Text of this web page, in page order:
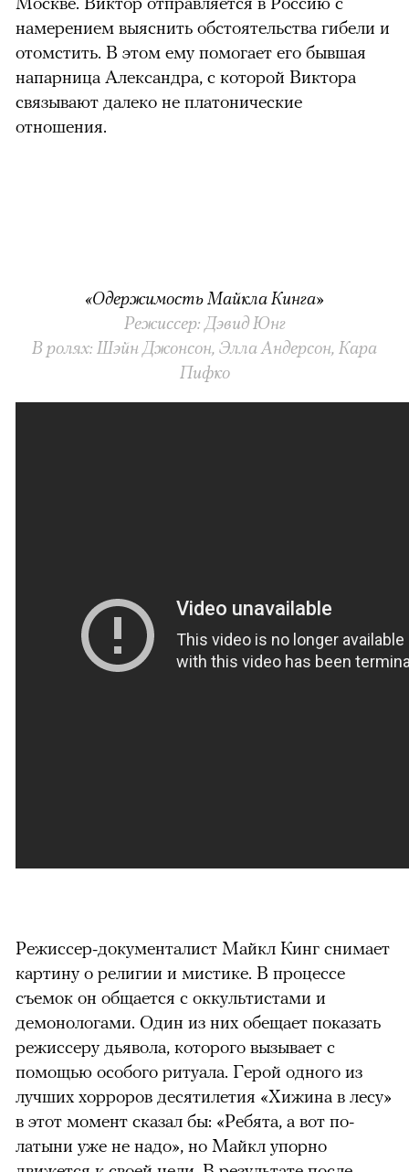
намерением выяснить обстоятельства гибели и
отомстить. В этом ему помогает его бывшая
напарница Александра, с которой Виктора
связывают далеко не платонические
отношения.
«Одержимость Майкла Кинга»
Режиссер: Дэвид Юнг
В ролях: Шэйн Джонсон, Элла Андерсон, Кара
Пифко
Режиссер-документалист Майкл Кинг снимает
картину о религии и мистике. В процессе
съемок он общается с оккультистами и
демонологами. Один из них обещает показать
режиссеру дьявола, которого вызывает с
помощью особого ритуала. Герой одного из
лучших хорроров десятилетия «Хижина в лесу»
в этот момент сказал бы: «Ребята, а вот по-
латыни уже не надо», но Майкл упорно